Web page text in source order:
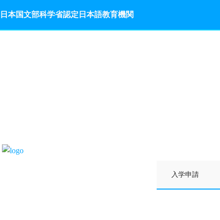
日本国文部科学省認定日本語教育機関
入学申請